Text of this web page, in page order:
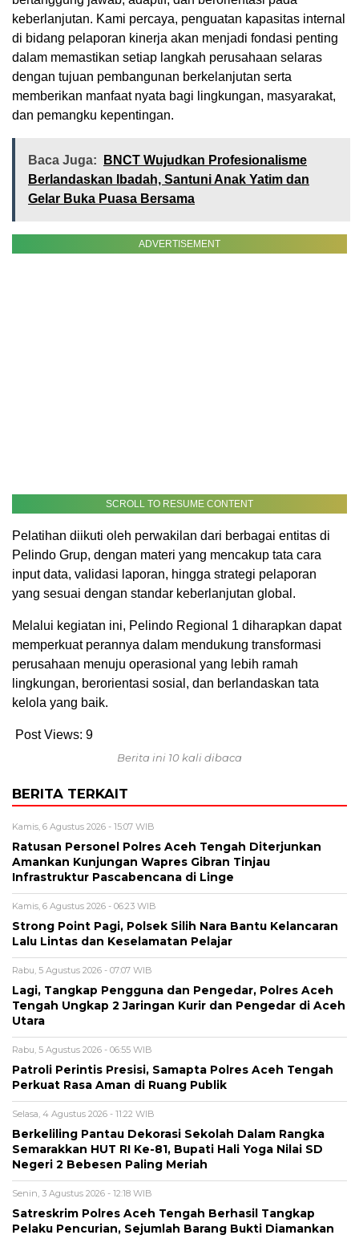
keberlanjutan. Kami percaya, penguatan kapasitas internal
di bidang pelaporan kinerja akan menjadi fondasi penting
dalam memastikan setiap langkah perusahaan selaras
dengan tujuan pembangunan berkelanjutan serta
memberikan manfaat nyata bagi lingkungan, masyarakat,
dan pemangku kepentingan.
Baca Juga:
BNCT Wujudkan Profesionalisme
Berlandaskan Ibadah, Santuni Anak Yatim dan
Gelar Buka Puasa Bersama
ADVERTISEMENT
SCROLL TO RESUME CONTENT
Pelatihan diikuti oleh perwakilan dari berbagai entitas di
Pelindo Grup, dengan materi yang mencakup tata cara
input data, validasi laporan, hingga strategi pelaporan
yang sesuai dengan standar keberlanjutan global.
Melalui kegiatan ini, Pelindo Regional 1 diharapkan dapat
memperkuat perannya dalam mendukung transformasi
perusahaan menuju operasional yang lebih ramah
lingkungan, berorientasi sosial, dan berlandaskan tata
kelola yang baik.
Post Views: 9
Berita ini 10 kali dibaca
BERITA TERKAIT
Kamis, 6 Agustus 2026 - 15:07 WIB
Ratusan Personel Polres Aceh Tengah Diterjunkan
Amankan Kunjungan Wapres Gibran Tinjau
Infrastruktur Pascabencana di Linge
Kamis, 6 Agustus 2026 - 06:23 WIB
Strong Point Pagi, Polsek Silih Nara Bantu Kelancaran
Lalu Lintas dan Keselamatan Pelajar
Rabu, 5 Agustus 2026 - 07:07 WIB
Lagi, Tangkap Pengguna dan Pengedar, Polres Aceh
Tengah Ungkap 2 Jaringan Kurir dan Pengedar di Aceh
Utara
Rabu, 5 Agustus 2026 - 06:55 WIB
Patroli Perintis Presisi, Samapta Polres Aceh Tengah
Perkuat Rasa Aman di Ruang Publik
Selasa, 4 Agustus 2026 - 11:22 WIB
Berkeliling Pantau Dekorasi Sekolah Dalam Rangka
Semarakkan HUT RI Ke-81, Bupati Hali Yoga Nilai SD
Negeri 2 Bebesen Paling Meriah
Senin, 3 Agustus 2026 - 12:18 WIB
Satreskrim Polres Aceh Tengah Berhasil Tangkap
Pelaku Pencurian, Sejumlah Barang Bukti Diamankan